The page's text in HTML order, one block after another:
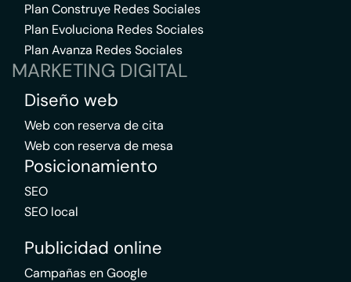
Plan Construye Redes Sociales
Plan Evoluciona Redes Sociales
Plan Avanza Redes Sociales
MARKETING DIGITAL
Diseño web
Web con reserva de cita
Web con reserva de mesa
Posicionamiento
SEO
SEO local
Publicidad online
Campañas en Google